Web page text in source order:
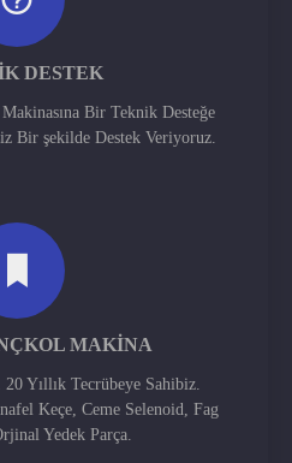
DESTEK
Bir Teknik Desteğe
Bir şekilde Destek Veriyoruz.
MAKINA
Yıllık Tecrübeye Sahibiz.
Keçe, Ceme Selenoid, Fag
Yedek Parça.